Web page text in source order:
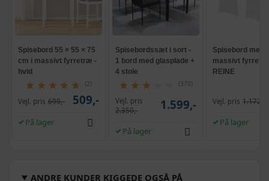
Spisebord 55 × 55 × 75
cm i massivt fyrretræ -
hvid
(2)
Vejl. pris 699,- 509,-
På lager
Spisebordssæt i sort -
1 bord med glasplade +
4 stole
(370)
Vejl. pris
2.350,-
1.599,-
På lager
Spisebord med
massivt
REINE
Vejl. pris 1.172,-
På lager
ANDRE KUNDER KIGGEDE OGSÅ PÅ